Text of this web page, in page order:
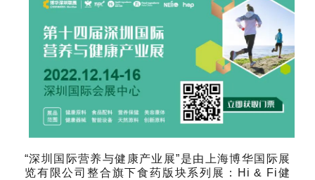
“深圳国际营养与健康产业展”是由上海博华国际展
览有限公司整合旗下食药版块系列展：Hi & Fi健